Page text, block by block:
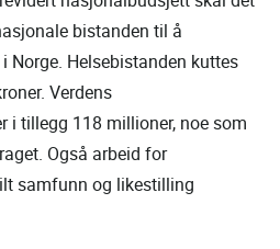
bistanden til å
Helsebistanden kuttes
Verdens
i tillegg 118 millioner, noe som
Også arbeid for
samfunn og likestilling